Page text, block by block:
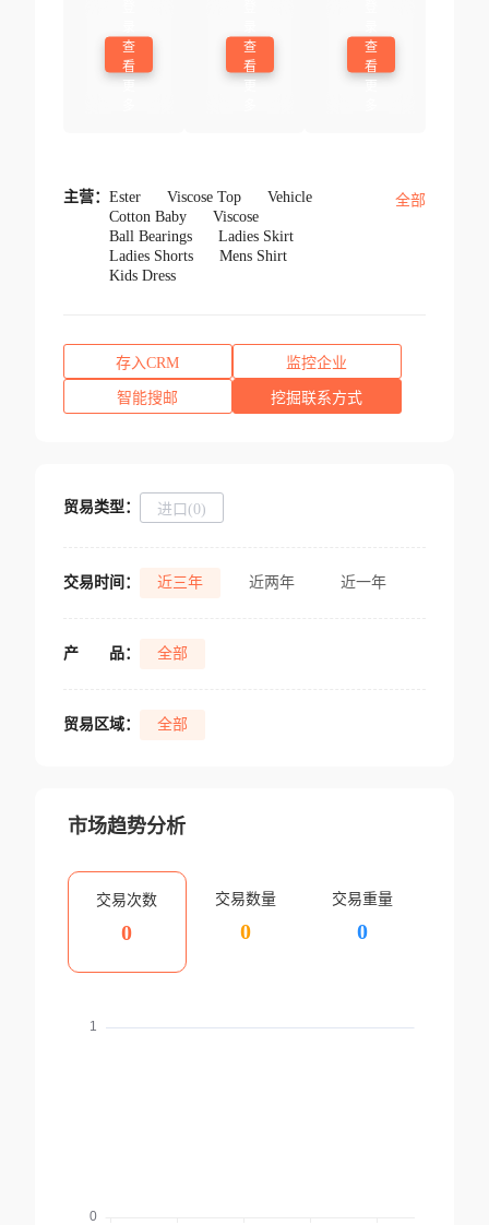
查
看
查
看
查
看
主营： Ester Viscose Top
Vehicle
Cotton Baby
Viscose
Ball Bearings
Ladies Skirt
Ladies Shorts
Mens Shirt
Kids Dress
全部
存入CRM 监控企业
智能搜邮 挖掘联系方式
贸易类型： 进口(0)
交易时间： 近三年 近两年 近一年
产 品： 全部
贸易区域： 全部
市场趋势分析
交易次数
0
交易数量
0
交易重量
0